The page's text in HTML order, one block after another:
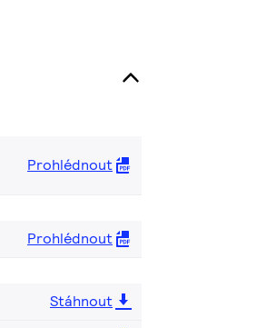
Prohlédnout
Prohlédnout
Stáhnout